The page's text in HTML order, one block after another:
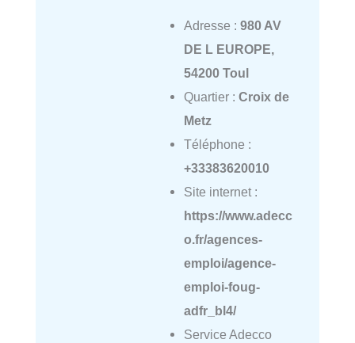
Adresse : 980 AV
DE L EUROPE,
54200 Toul
Quartier : Croix de
Metz
Téléphone :
+33383620010
Site internet :
https://www.adecc
o.fr/agences-
emploi/agence-
emploi-foug-
adfr_bl4/
Service Adecco